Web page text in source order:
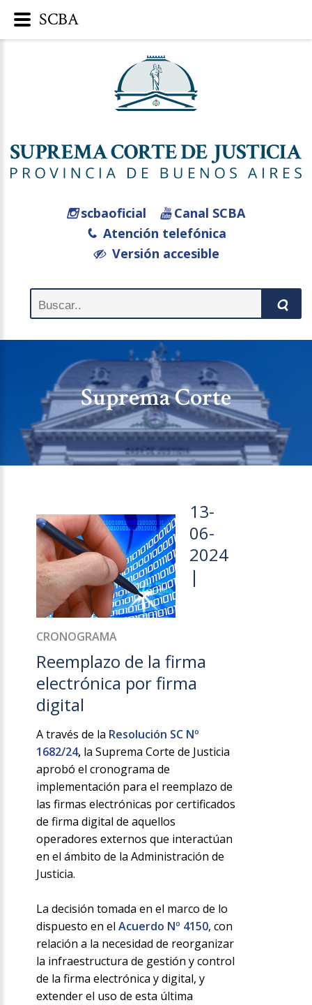
scbaoficial
Canal SCBA
Atención telefónica
Versión accesible
Suprema Corte
13-
06-
2024
|
CRONOGRAMA
Reemplazo de la firma
electrónica por firma
digital
A través de la Resolución SC Nº
1682/24, la Suprema Corte de Justicia
aprobó el cronograma de
implementación para el reemplazo de
las firmas electrónicas por certificados
de firma digital de aquellos
operadores externos que interactúan
en el ámbito de la Administración de
Justicia.
La decisión tomada en el marco de lo
dispuesto en elAcuerdo Nº 4150, con
relación a la necesidad de reorganizar
la infraestructura de gestión y control
de la firma electrónica y digital, y
extender el uso de esta última
SCBA